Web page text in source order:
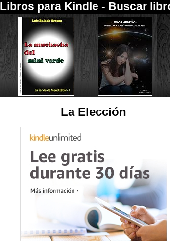
Libros para Kindle - Buscar
La Elección